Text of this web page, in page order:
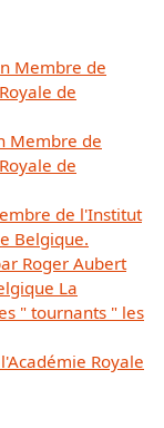
Membre de
de
Membre de
de
de l'Institut
Belgique.
Roger Aubert
La
" tournants " les
Royale